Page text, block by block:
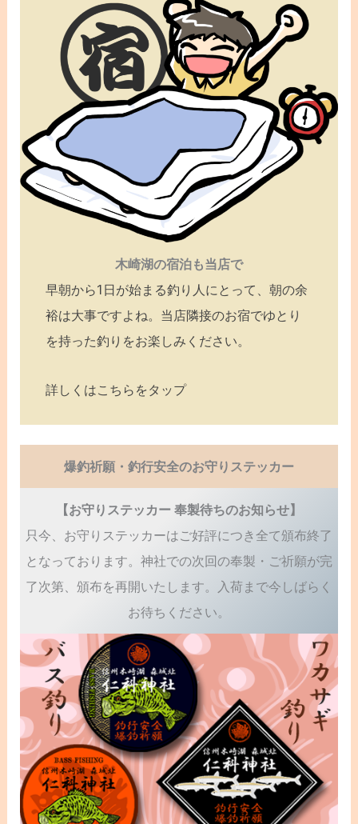
木崎湖の宿泊も当店で
早朝から1日が始まる釣り人にとって、朝の余
裕は大事ですよね。当店隣接のお宿でゆとり
を持った釣りをお楽しみください。
詳しくはこちらをタップ
爆釣祈願・釣行安全のお守りステッカー
【お守りステッカー 奉製待ちのお知らせ】
只今、お守りステッカーはご好評につき全て頒布終了
となっております。神社での次回の奉製・ご祈願が完
了次第、頒布を再開いたします。入荷まで今しばらく
お待ちください。